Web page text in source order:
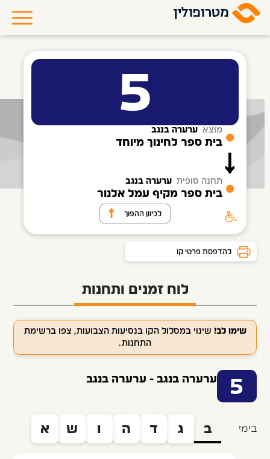
5
מוצא ערערה בנגב
בית ספר לחינוך מיוחד
תחנה סופית ערערה בנגב
בית ספר מקיף עמל אלנור
לכיוון ההפוך
להדפסת פרטי קו
לוח זמנים ותחנות
שימו לב! שינוי במסלול הקו בנסיעות הצבועות, צפו ברשימת
התחנות.
5 ערערה בנגב - ערערה בנגב
בימי ב ג ד ה ו ש א